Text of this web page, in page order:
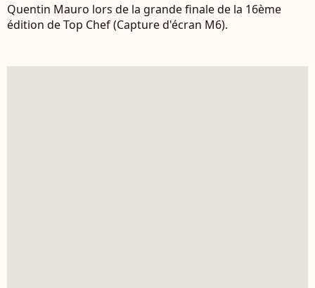
Quentin Mauro lors de la grande finale de la 16ème
édition de Top Chef (Capture d'écran M6).